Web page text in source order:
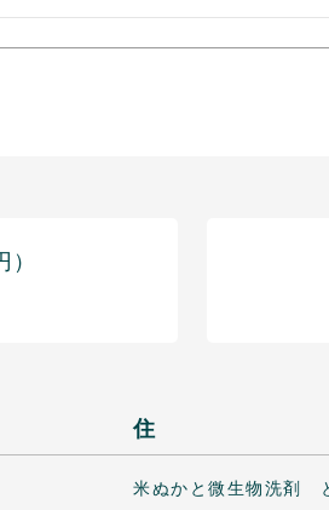
住
米ぬかと微生物洗剤